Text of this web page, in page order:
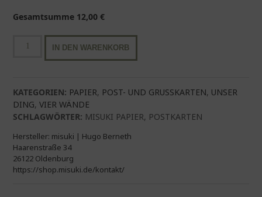
Gesamtsumme 12,00€
Postkarten
|
no*2
Menge
IN DEN WARENKORB
KATEGORIEN: PAPIER, POST- UND GRUSSKARTEN , UNSER
DING,VIER WÄNDE
SCHLAGWÖRTER: MISUKI PAPIER, POSTKARTEN
Hersteller: misuki | Hugo Berneth
Haarenstraße 34
26122 Oldenburg
https://shop.misuki.de/kontakt/